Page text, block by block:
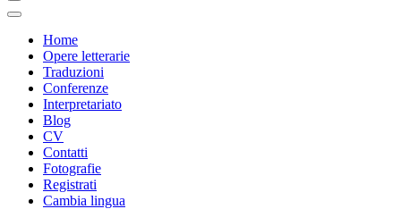
Home
Opere letterarie
Traduzioni
Conferenze
Interpretariato
Blog
CV
Contatti
Fotografie
Registrati
Cambia lingua